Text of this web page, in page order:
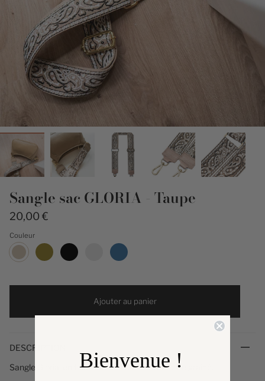
Sangle sac GLORIA - Taupe
20,00 €
Couleur
Taupe
Ajouter au panier
DESCRIPTION
Sangle Gloria, en toile coton et cuir de vachette grainé.
Bienvenue !